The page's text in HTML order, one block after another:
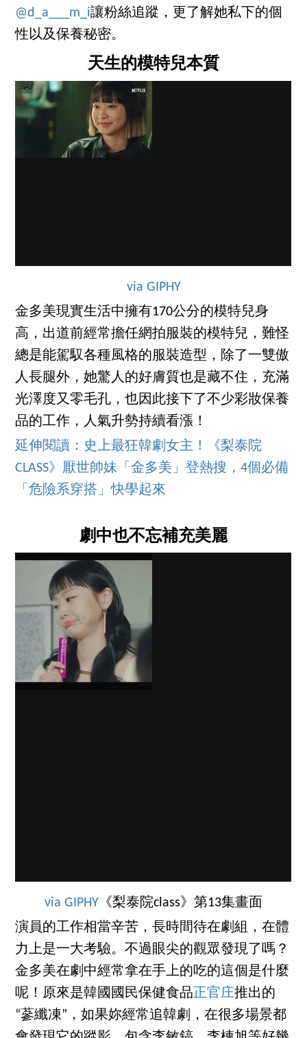
@d_a___m_i讓粉絲追蹤，更了解她私下的個
性以及保養秘密。
天生的模特兒本質
via GIPHY
金多美現實生活中擁有170公分的模特兒身
高，出道前經常擔任網拍服裝的模特兒，難怪
總是能駕馭各種風格的服裝造型，除了一雙傲
人長腿外，她驚人的好膚質也是藏不住，充滿
光澤度又零毛孔，也因此接下了不少彩妝保養
品的工作，人氣升勢持續看漲！
延伸閱讀：史上最狂韓劇女主！《梨泰院
CLASS》厭世帥妹「金多美」登熱搜，4個必備
「危險系穿搭」快學起來
劇中也不忘補充美麗
via GIPHY 《梨泰院class》第13集畫面
演員的工作相當辛苦，長時間待在劇組，在體
力上是一大考驗。不過眼尖的觀眾發現了嗎？
金多美在劇中經常拿在手上的吃的這個是什麼
呢！原來是韓國國民保健食品 正官庄推出的
“蔘纖凍”，如果妳經常追韓劇，在很多場景都